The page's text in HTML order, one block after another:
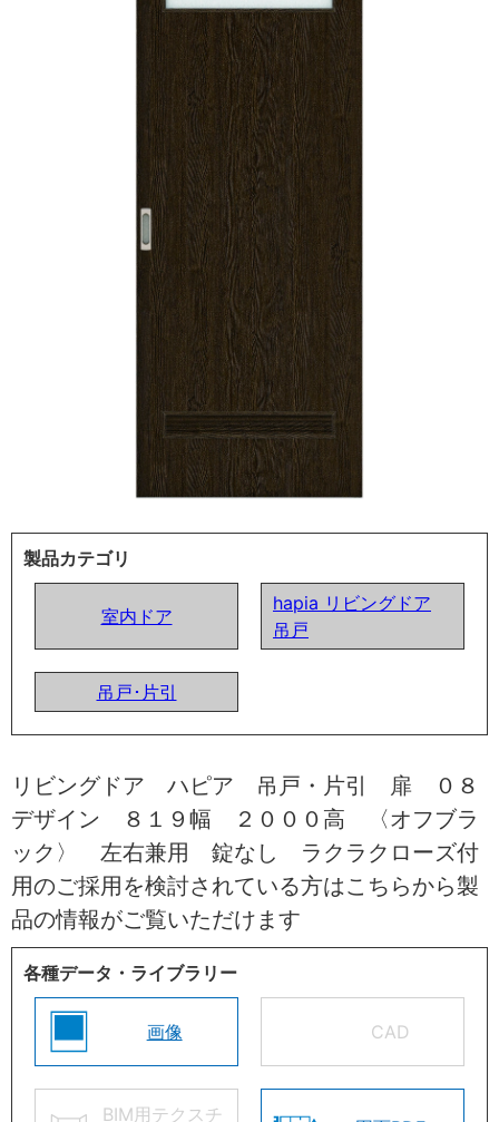
製品カテゴリ
室内ドア
hapia リビングドア
吊戸
吊戸･片引
リビングドア ハピア 吊戸・片引 扉 ０８
デザイン ８１９幅 ２０００高 〈オフブラ
ック〉 左右兼用 錠なし ラクラクローズ付
用のご採用を検討されている方はこちらから製
品の情報がご覧いただけます
各種データ・ライブラリー
画像 CAD
BIM用テクスチ